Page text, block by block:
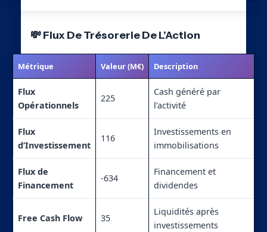
💸 Flux De Trésorerie De L’Action
Métrique Valeur (M€) Description
Flux
Opérationnels
225
Cash généré par
l’activité
Flux
d’Investissement
116
Investissements en
immobilisations
Flux de
Financement
-634
Financement et
dividendes
Free Cash Flow 35
Liquidités après
investissements